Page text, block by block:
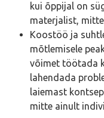
kui õppijal on
materjalist,
Koostöö ja
mõtlemisele
võimet töötada
lahendada
laiemast
mitte ainult